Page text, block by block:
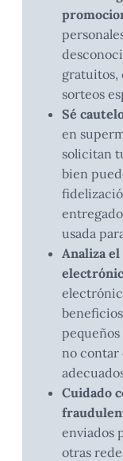
gratuitos,
sorteos
Sé
en
solicitan
bien
usada
Analiza
no contar
Cuidado
enviados
otras